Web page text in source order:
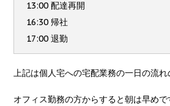
13:00 配達再開
16:30 帰社
17:00 退勤
上記は個人宅への宅配業務の一日の流れ
オフィス勤務の方からすると朝は早め